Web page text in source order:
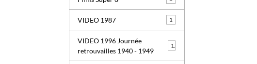
VIDEO 1987 1
VIDEO 1996 Journée
retrouvailles 1940 - 1949